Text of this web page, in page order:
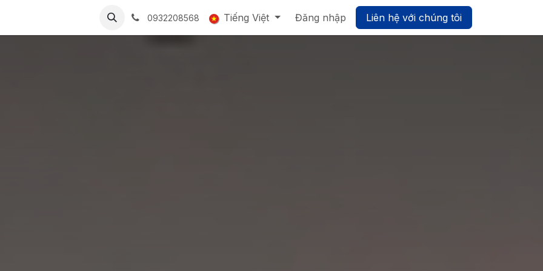
CỘNG ĐỒNG LIÊN HỆ Tuyển dụng SmartBiz UMP - Nền tảng Quản trị Hợp nhất
0932208568 Tiếng Việt Đăng nhập Liên hệ với chúng tôi